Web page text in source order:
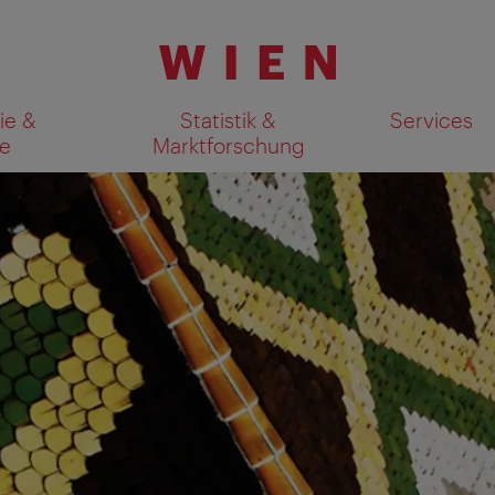
&
Statistik &
Marktforschung
Services
Suchergebnisse auf Karte